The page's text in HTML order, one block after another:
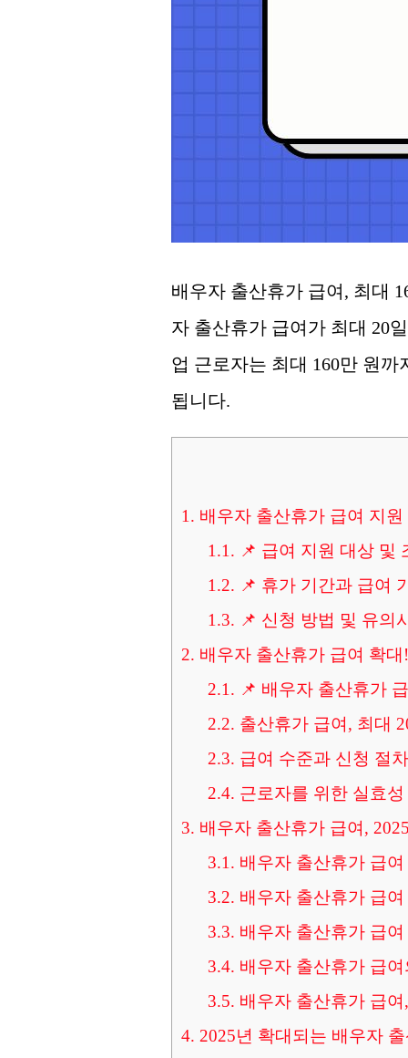
배우자 출산휴가 급여, 최대
자 출산휴가 급여가 최대 20
업 근로자는 최대 160만 원
됩니다.
1. 배우자 출산휴가 급여 지
1.1. 📌 급여 지원 대상 및
1.2. 📌 휴가 기간과 급여
1.3. 📌 신청 방법 및 유의
2. 배우자 출산휴가 급여 확
2.1. 📌 배우자 출산휴가
2.2. 출산휴가 급여, 최대
2.3. 급여 수준과 신청 절
2.4. 근로자를 위한 실효
3. 배우자 출산휴가 급여,
3.1. 배우자 출산휴가 급
3.2. 배우자 출산휴가 급
3.3. 배우자 출산휴가 급
3.4. 배우자 출산휴가 급
3.5. 배우자 출산휴가 급
4. 2025년 확대되는 배우자